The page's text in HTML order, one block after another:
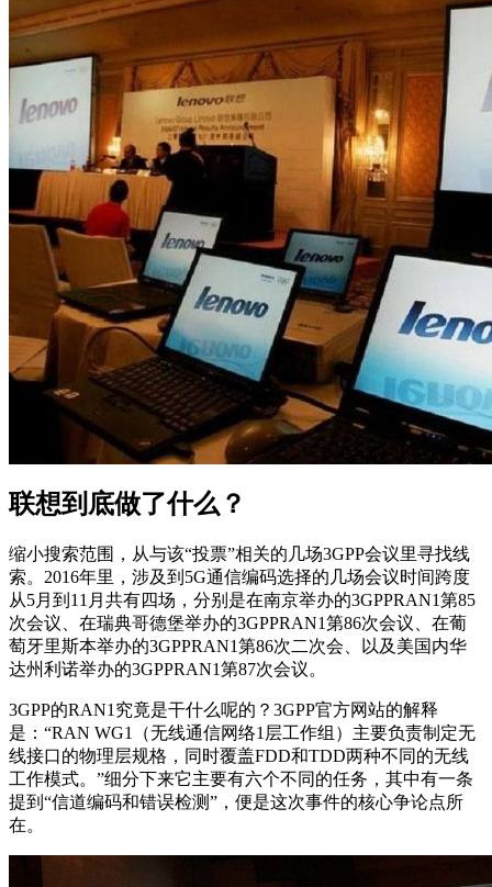
联想到底做了什么？
缩小搜索范围，从与该“投票”相关的几场3GPP会议里寻找线
索。2016年里，涉及到5G通信编码选择的几场会议时间跨度
从5月到11月共有四场，分别是在南京举办的3GPPRAN1第85
次会议、在瑞典哥德堡举办的3GPPRAN1第86次会议、在葡
萄牙里斯本举办的3GPPRAN1第86次二次会、以及美国内华
达州利诺举办的3GPPRAN1第87次会议。
3GPP的RAN1究竟是干什么呢的？3GPP官方网站的解释
是：“RAN WG1（无线通信网络1层工作组）主要负责制定无
线接口的物理层规格，同时覆盖FDD和TDD两种不同的无线
工作模式。”细分下来它主要有六个不同的任务，其中有一条
提到“信道编码和错误检测”，便是这次事件的核心争论点所
在。